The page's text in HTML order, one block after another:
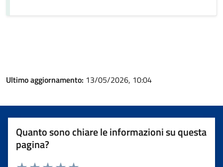
Ultimo aggiornamento: 13/05/2026, 10:04
Quanto sono chiare le informazioni su questa
pagina?